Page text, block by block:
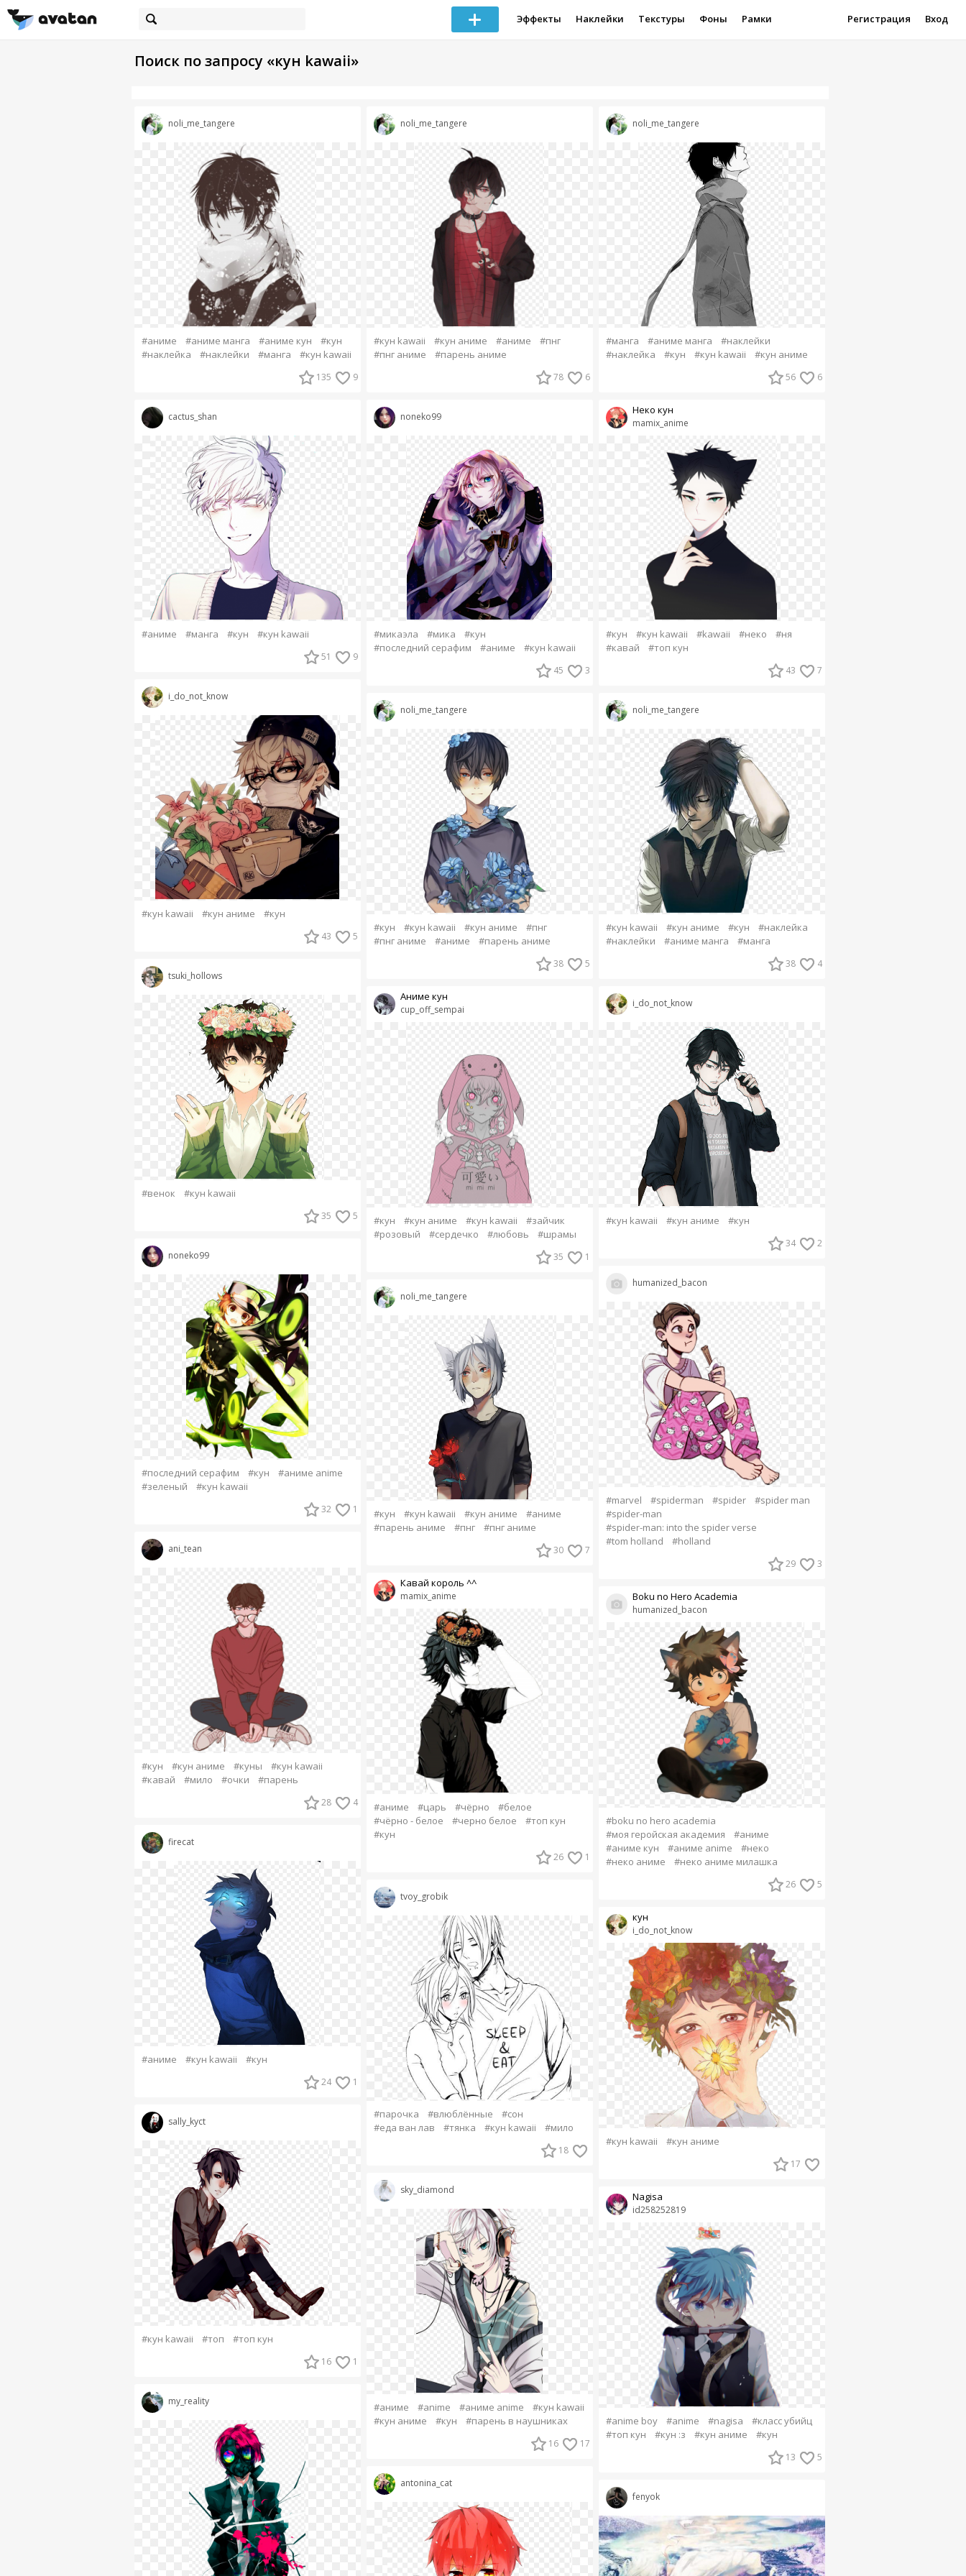
Эффекты Наклейки Текстуры Фоны Рамки Регистрация Вход
Поиск по запросу «кун kawaii»
noli_me_tangere
#аниме #аниме манга #аниме кун
#кун
#наклейка
#наклейки #манга #кун kawaii
135 9
cactus_shan
#аниме #манга #кун #кун kawaii
51 9
i_do_not_know
#кун kawaii #кун аниме #кун
43 5
tsuki_hollows
#венок #кун kawaii
35 5
noneko99
#последний серафим #кун
#аниме anime
#зеленый
#кун kawaii
32 1
ani_tean
#кун #кун аниме #куны
#кун kawaii
#кавай
#мило #очки #парень
28 4
firecat
#аниме #кун kawaii #кун
24 1
sally_kyct
#кун kawaii #топ #топ кун
16 1
my_reality
noli_me_tangere
#кун kawaii #кун аниме #аниме
#пнг
#пнг аниме
#парень аниме
78 6
noneko99
#микаэла #мика
#кун
#последний серафим
#аниме #кун kawaii
45 3
noli_me_tangere
#кун #кун kawaii #кун аниме
#пнг
#пнг аниме
#аниме #парень аниме
38 5
cup_off_sempai
Аниме кун
#кун #кун аниме #кун kawaii
#зайчик
#розовый
#сердечко #любовь #шрамы
35 1
noli_me_tangere
#кун #кун kawaii #кун аниме
#аниме
#парень аниме
#пнг #пнг аниме
30 7
mamix_anime
Кавай король ^^
#аниме #царь #чёрно
#белое
#чёрно - белое
#черно белое
#топ кун
#кун
26 1
tvoy_grobik
#парочка #влюблённые
#сон
#еда ван лав
#тянка #кун kawaii #мило
18
sky_diamond
#аниме #anime #аниме anime
#кун kawaii
#кун аниме
#кун #парень в наушниках
16 17
antonina_cat
noli_me_tangere
#манга #аниме манга
#наклейки
#наклейка
#кун #кун kawaii #кун аниме
56 6
mamix_anime
Неко кун
#кун #кун kawaii #kawaii #неко
#ня
#кавай
#топ кун
43 7
noli_me_tangere
#кун kawaii #кун аниме #кун
#наклейка
#наклейки
#аниме манга #манга
38 4
i_do_not_know
#кун kawaii #кун аниме #кун
34 2
humanized_bacon
#marvel #spiderman #spider
#spider man
#spider-man
#spider-man: into the spider verse
#tom holland
#holland
29 3
humanized_bacon
Boku no Hero Academia
#boku no hero academia
#моя геройская академия
#аниме
#аниме кун
#аниме anime
#неко
#неко аниме
#неко аниме милашка
26 5
i_do_not_know
кун
#кун kawaii #кун аниме
17
id258252819
Nagisa
#anime boy #anime #nagisa
#класс убийц
#топ кун
#кун :з #кун аниме #кун
13 5
fenyok